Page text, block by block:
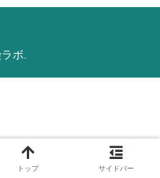
ボ.
トップ サイドバー